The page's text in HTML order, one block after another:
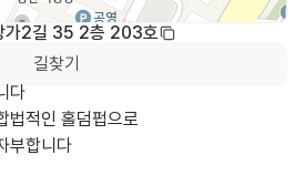
가2길 35 2층 203호
길찾기
다
법적인 홀덤펍으로
부합니다